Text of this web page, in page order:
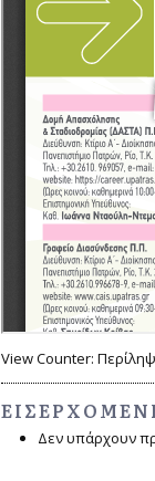
View Counter:
Δεν υπάρχουν